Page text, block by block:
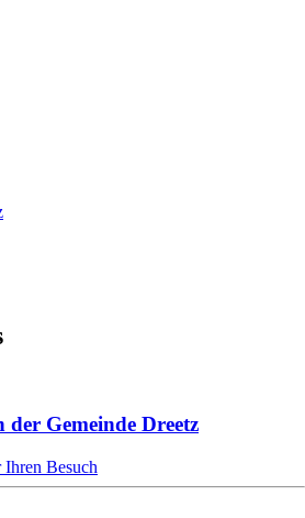
Gemeinde Dreetz
Besuch